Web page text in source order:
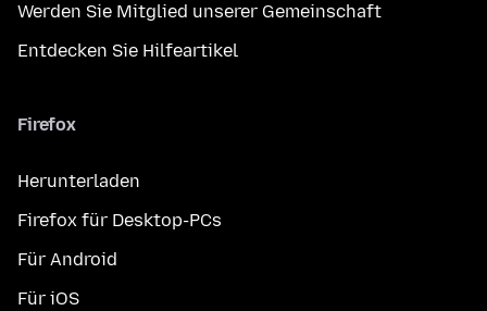
Werden Sie Mitglied unserer Gemeinschaft
Entdecken Sie Hilfeartikel
Firefox
Herunterladen
Firefox für Desktop-PCs
Für Android
Für iOS